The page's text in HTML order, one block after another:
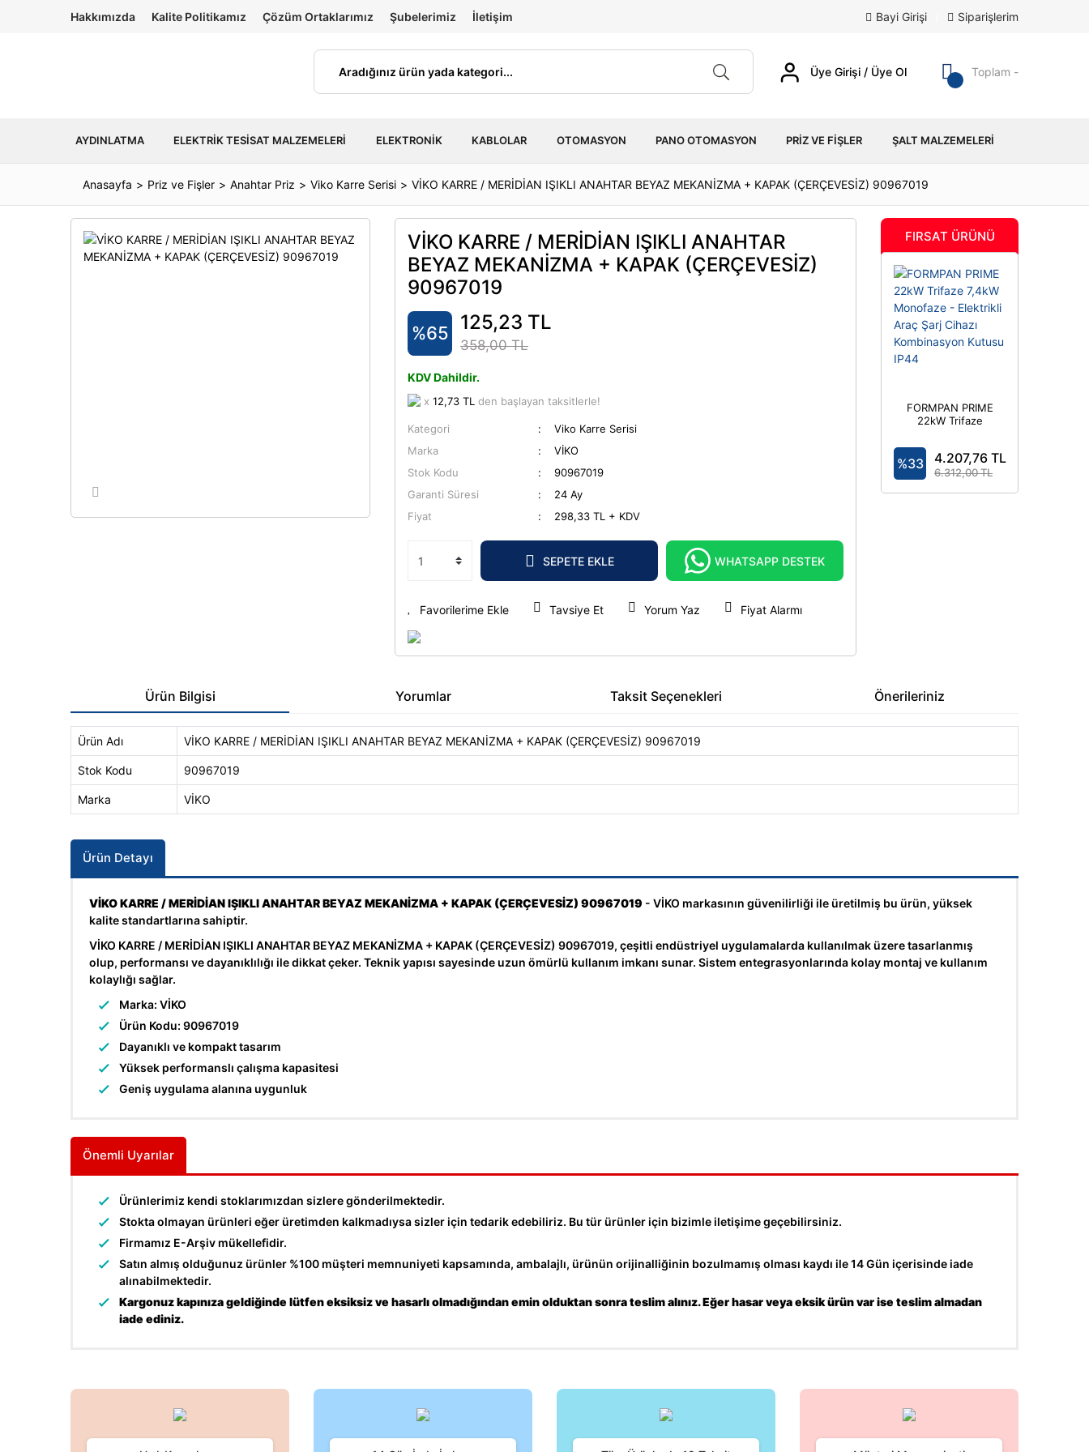
Hakkımızda Kalite Politikamız Çözüm Ortaklarımız Şubelerimiz İletişim Bayi Girişi Siparişlerim
Üye Girişi / Üye Ol Toplam -
AYDINLATMA ELEKTRIK TESISAT MALZEMELERI ELEKTRONIK KABLOLAR OTOMASYON PANO OTOMASYON PRIZ VE FIŞLER ŞALT MALZEMELERI
Anasayfa Priz ve Fişler Anahtar Priz Viko Karre Serisi VİKO KARRE / MERİDİAN IŞIKLI ANAHTAR BEYAZ MEKANİZMA + KAPAK (ÇERÇEVESİZ) 90967019
VİKO KARRE / MERİDİAN IŞIKLI ANAHTAR
BEYAZ MEKANİZMA + KAPAK (ÇERÇEVESİZ)
90967019
%65 125,23 TL
358,00 TL
KDV Dahildir.
x 12,73 TL den başlayan taksitlerle!
Kategori
Viko Karre Serisi
Marka
VİKO
Stok Kodu
90967019
Garanti Süresi
24 Ay
Fiyat
298,33 TL + KDV
SEPETE EKLE WHATSAPP DESTEK
Tavsiye Et Yorum Yaz Fiyat Alarmı
FIRSAT ÜRÜNÜ
FORMPAN PRIME
22kW Trifaze
- Elektrikli Araç
Şarj Cihazı
Kombinasyon
%33 4.207,76 TL
6.312,00 TL
Ürün Bilgisi Yorumlar Taksit Seçenekleri Önerileriniz
Ürün Adı VİKO KARRE / MERİDİAN IŞIKLI ANAHTAR BEYAZ MEKANİZMA + KAPAK (ÇERÇEVESİZ) 90967019
Stok Kodu 90967019
Marka VİKO
Ürün Detayı
VİKO KARRE / MERİDİAN IŞIKLI ANAHTAR BEYAZ MEKANİZMA + KAPAK (ÇERÇEVESİZ) 90967019 - VİKO markasının güvenilirliği ile üretilmiş bu ürün, yüksek
kalite standartlarına sahiptir.
VİKO KARRE / MERİDİAN IŞIKLI ANAHTAR BEYAZ MEKANİZMA + KAPAK (ÇERÇEVESİZ) 90967019, çeşitli endüstriyel uygulamalarda kullanılmak üzere tasarlanmış
olup, performansı ve dayanıklılığı ile dikkat çeker. Teknik yapısı sayesinde uzun ömürlü kullanım imkanı sunar. Sistem entegrasyonlarında kolay montaj ve kullanım
kolaylığı sağlar.
Marka: VİKO
Ürün Kodu: 90967019
Dayanıklı ve kompakt tasarım
Yüksek performanslı çalışma kapasitesi
Geniş uygulama alanına uygunluk
Önemli Uyarılar
Ürünlerimiz kendi stoklarımızdan sizlere gönderilmektedir.
Stokta olmayan ürünleri eğer üretimden kalkmadıysa sizler için tedarik edebiliriz. Bu tür ürünler için bizimle iletişime geçebilirsiniz.
Firmamız E-Arşiv mükellefidir.
Satın almış olduğunuz ürünler %100 müşteri memnuniyeti kapsamında, ambalajlı, ürünün orijinalliğinin bozulmamış olması kaydı ile 14 Gün içerisinde iade
alınabilmektedir.
Kargonuz kapınıza geldiğinde lütfen eksiksiz ve hasarlı olmadığından emin olduktan sonra teslim alınız. Eğer hasar veya eksik ürün var ise teslim almadan
iade ediniz.
Ürün resmi kalitesiz, bozuk veya görüntülenemiyor.